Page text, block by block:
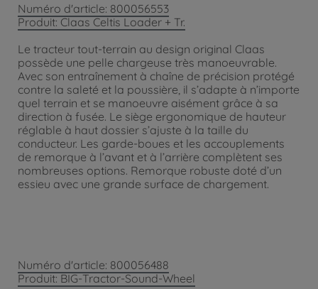
Numéro d'article: 800056553
Produit: Claas Celtis Loader + Tr.
Le tracteur tout-terrain au design original Claas
possède une pelle chargeuse très manoeuvrable.
Avec son entraînement à chaîne de précision protégé
contre la saleté et la poussière, il s’adapte à n’importe
quel terrain et se manoeuvre aisément grâce à sa
direction à fusée. Le siège ergonomique de hauteur
réglable à haut dossier s’ajuste à la taille du
conducteur. Les garde-boues et les accouplements
de remorque à l’avant et à l’arrière complètent ses
nombreuses options. Remorque robuste doté d’un
essieu avec une grande surface de chargement.
Numéro d'article: 800056488
Produit: BIG-Tractor-Sound-Wheel